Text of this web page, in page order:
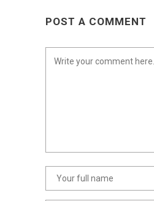
POST A COMMENT